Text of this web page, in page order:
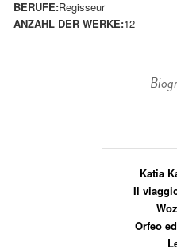
BERUFE:Regisseur
ANZAHL DER WERKE:12
Katia
Il
Orfeo